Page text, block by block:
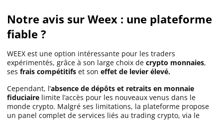
Notre avis sur Weex : une plateforme
fiable ?
WEEX est une option intéressante pour les traders
expérimentés, grâce à son large choix de crypto monnaies,
ses frais compétitifs et son effet de levier élevé.
Cependant, l’absence de dépôts et retraits en monnaie
fiduciaire limite l’accès pour les nouveaux venus dans le
monde crypto. Malgré ses limitations, la plateforme propose
un panel complet de services liés au trading crypto, via le